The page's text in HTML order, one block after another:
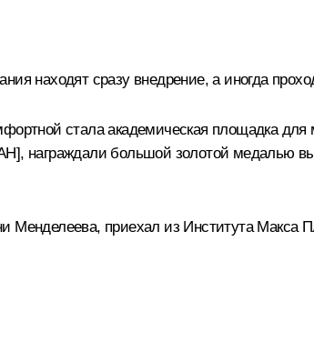
находят сразу внедрение, а иногда
стала академическая площадка
награждали большой золотой медалью
приехал из Института Макса